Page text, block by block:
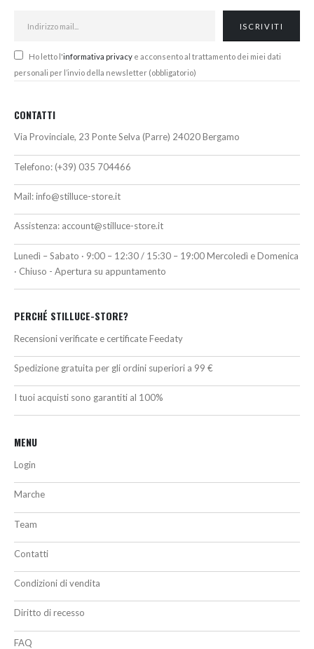
Ho letto l'informativa privacy e acconsento al trattamento dei miei dati
personali per l’invio della newsletter (obbligatorio)
CONTATTI
Via Provinciale, 23 Ponte Selva (Parre) 24020 Bergamo
Telefono: (+39) 035 704466
Mail:info@stilluce-store.it
Assistenza: account@stilluce-store.it
Lunedì – Sabato · 9:00 – 12:30 / 15:30 – 19:00 Mercoledì e Domenica
· Chiuso - Apertura su appuntamento
PERCHÉ STILLUCE-STORE?
Recensioni verificate e certificate Feedaty
Spedizione gratuita per gli ordini superiori a 99 €
I tuoi acquisti sono garantiti al 100%
MENU
Login
Marche
Team
Contatti
Condizioni di vendita
Diritto di recesso
FAQ